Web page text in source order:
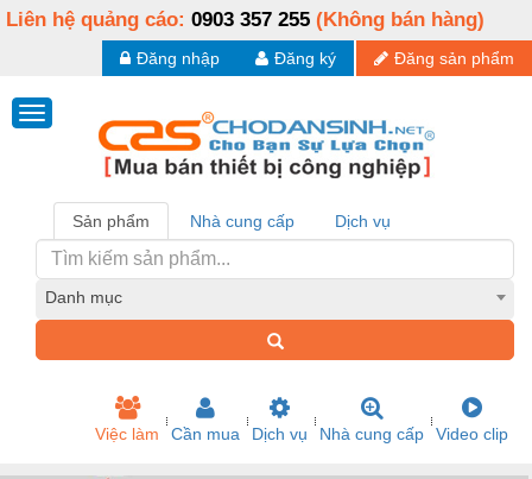
Liên hệ quảng cáo: 0903 357 255 (Không bán hàng)
Đăng sản phẩm
Đăng ký
Đăng nhập
Sản phẩm Nhà cung cấp Dịch vụ
Danh mục
Việc làm Cần mua Dịch vụ Nhà cung cấp Video clip